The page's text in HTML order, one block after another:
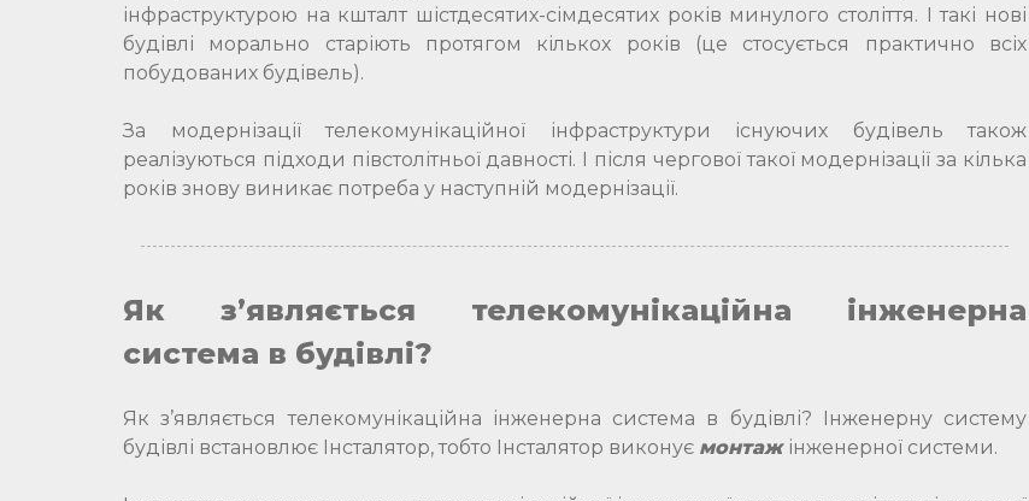
інфраструктурою на кшталт шістдесятих-сімдесятих років минулого століття. І такі нові
будівлі морально старіють протягом кількох років (це стосується практично всіх
побудованих будівель).
За модернізації телекомунікаційної інфраструктури існуючих будівель також
реалізуються підходи півстолітньої давності. І після чергової такої модернізації за кілька
років знову виникає потреба у наступній модернізації.
Як з’являється телекомунікаційна інженерна
система в будівлі?
Як з’являється телекомунікаційна інженерна система в будівлі? Інженерну систему
будівлі встановлює Інсталятор, тобто Інсталятор виконує монтаж інженерної системи.